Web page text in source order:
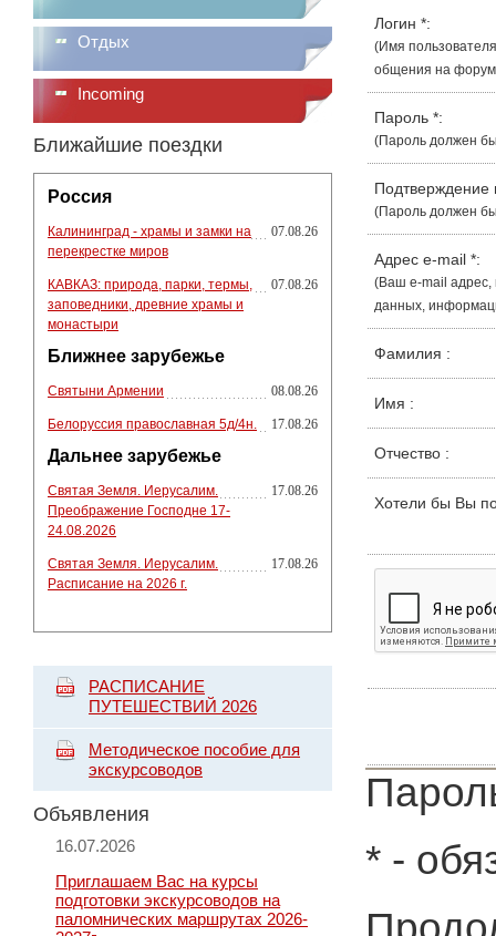
Отдых
Incoming
Ближайшие поездки
Россия
Калининград - храмы и замки на
перекрестке миров
07.08.26
КАВКАЗ: природа, парки, термы,
заповедники, древние храмы и
монастыри
07.08.26
Ближнее зарубежье
Святыни Армении 08.08.26
Белоруссия православная 5д/4н. 17.08.26
Дальнее зарубежье
Святая Земля. Иерусалим.
Преображение Господне 17-
24.08.2026
17.08.26
Святая Земля. Иерусалим.
Расписание на 2026 г.
17.08.26
РАСПИСАНИЕ
ПУТЕШЕСТВИЙ 2026
Методическое пособие для
экскурсоводов
Объявления
16.07.2026
Приглашаем Вас на курсы
подготовки экскурсоводов на
паломнических маршрутах 2026-
Логин *:
(Имя
общения на
Пароль *:
(Пароль должен
(Пароль должен
Адрес e-mail *:
(Ваш e-mail адрес,
данных,
Фамилия :
Имя :
Отчество :
Хотели бы Вы
* -